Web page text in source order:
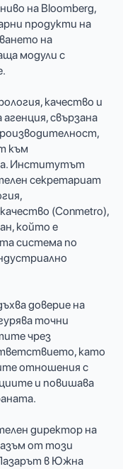
на Bloomberg,
продукти на
на
модули с
качество и
свързана
към
Институтът
секретариат
(Conmetro),
който е
система по
доверие на
точни
чрез
като
отношения с
и повишава
директор на
от този
в Южна